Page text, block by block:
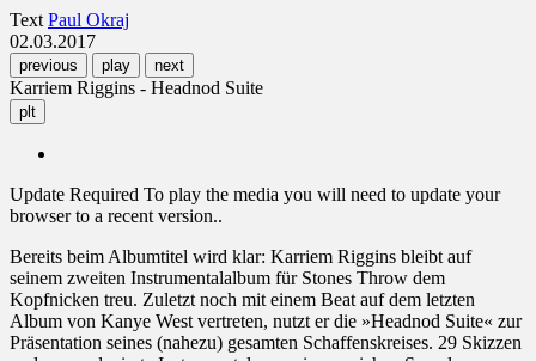
Text Paul Okraj
02.03.2017
previous play next
Karriem Riggins - Headnod Suite
plt
Update Required To play the media you will need to update your
browser to a recent version..
Bereits beim Albumtitel wird klar: Karriem Riggins bleibt auf
seinem zweiten Instrumentalalbum für Stones Throw dem
Kopfnicken treu. Zuletzt noch mit einem Beat auf dem letzten
Album von Kanye West vertreten, nutzt er die »Headnod Suite« zur
Präsentation seines (nahezu) gesamten Schaffenskreises. 29 Skizzen